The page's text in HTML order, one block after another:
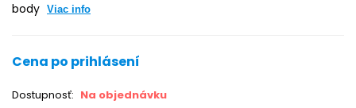
body Viac info
Cena po prihlásení
Dostupnosť: Na objednávku